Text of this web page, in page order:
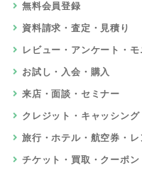
無料会員登録
資料請求・査定・見積り
レビュー・アンケート・モ
お試し・入会・購入
来店・面談・セミナー
クレジット・キャッシング
旅行・ホテル・航空券・レ
チケット・買取・クーポン